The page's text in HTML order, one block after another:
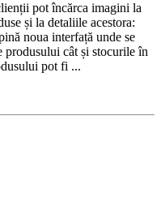
pot încărca imagini la
și la detaliile acestora:
noua interfață unde se
produsului cât și stocurile în
pot fi ...